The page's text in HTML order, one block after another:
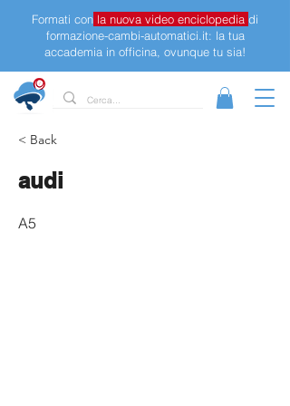
Formati con la nuova video enciclopedia di
formazione-cambi-automatici.it: la tua
accademia in officina, ovunque tu sia!
< Back
audi
A5